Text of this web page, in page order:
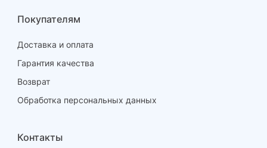
Покупателям
Доставка и оплата
Гарантия качества
Возврат
Обработка персональных данных
Контакты